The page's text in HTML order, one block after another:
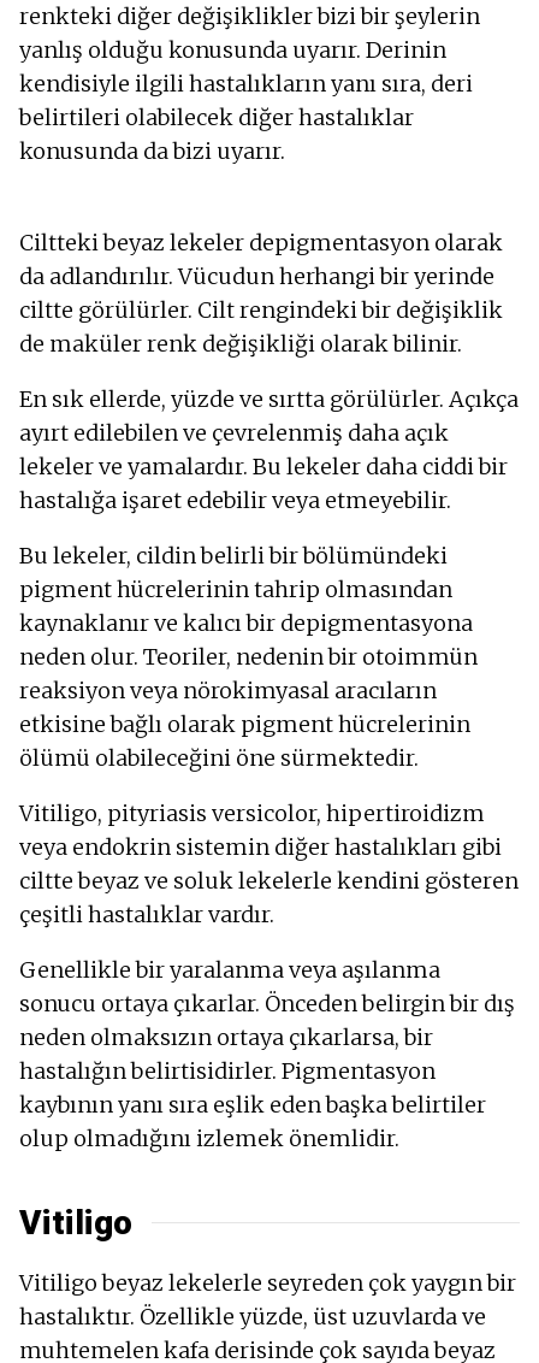
renkteki diğer değişiklikler bizi bir şeylerin
yanlış olduğu konusunda uyarır. Derinin
kendisiyle ilgili hastalıkların yanı sıra, deri
belirtileri olabilecek diğer hastalıklar
konusunda da bizi uyarır.
Ciltteki beyaz lekeler depigmentasyon olarak
da adlandırılır. Vücudun herhangi bir yerinde
ciltte görülürler. Cilt rengindeki bir değişiklik
de maküler renk değişikliği olarak bilinir.
En sık ellerde, yüzde ve sırtta görülürler. Açıkça
ayırt edilebilen ve çevrelenmiş daha açık
lekeler ve yamalardır. Bu lekeler daha ciddi bir
hastalığa işaret edebilir veya etmeyebilir.
Bu lekeler, cildin belirli bir bölümündeki
pigment hücrelerinin tahrip olmasından
kaynaklanır ve kalıcı bir depigmentasyona
neden olur. Teoriler, nedenin bir otoimmün
reaksiyon veya nörokimyasal aracıların
etkisine bağlı olarak pigment hücrelerinin
ölümü olabileceğini öne sürmektedir.
Vitiligo, pityriasis versicolor, hipertiroidizm
veya endokrin sistemin diğer hastalıkları gibi
ciltte beyaz ve soluk lekelerle kendini gösteren
çeşitli hastalıklar vardır.
Genellikle bir yaralanma veya aşılanma
sonucu ortaya çıkarlar. Önceden belirgin bir dış
neden olmaksızın ortaya çıkarlarsa, bir
hastalığın belirtisidirler. Pigmentasyon
kaybının yanı sıra eşlik eden başka belirtiler
olup olmadığını izlemek önemlidir.
Vitiligo
Vitiligo beyaz lekelerle seyreden çok yaygın bir
hastalıktır. Özellikle yüzde, üst uzuvlarda ve
muhtemelen kafa derisinde çok sayıda beyaz